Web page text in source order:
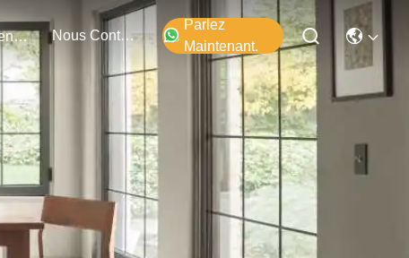
Événements Nous Contacter
Parlez
Maintenant.